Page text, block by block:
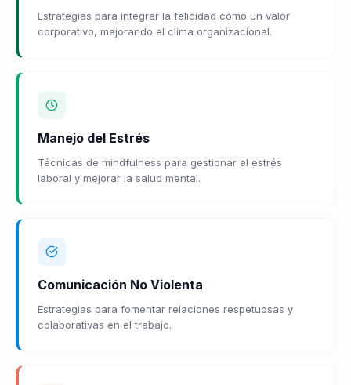
Estrategias para integrar la felicidad como un valor
corporativo, mejorando el clima organizacional.
Manejo del Estrés
Técnicas de mindfulness para gestionar el estrés
laboral y mejorar la salud mental.
Comunicación No Violenta
Estrategias para fomentar relaciones respetuosas y
colaborativas en el trabajo.